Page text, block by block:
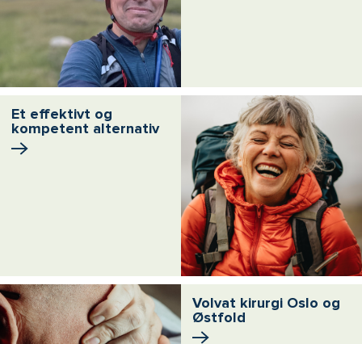
Et effektivt og
kompetent alternativ
Volvat kirurgi Oslo og
Østfold